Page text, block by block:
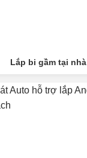
Lắp bi gầm tại nhà